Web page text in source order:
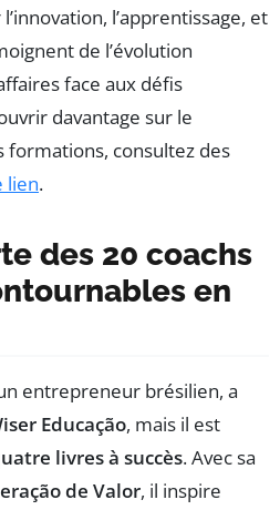
l’apprentissage, et
de l’évolution
face aux défis
davantage sur le
formations, consultez des
lien.
des 20 coachs
en
entrepreneur brésilien, a
Educação, mais il est
livres à succès. Avec sa
de Valor, il inspire